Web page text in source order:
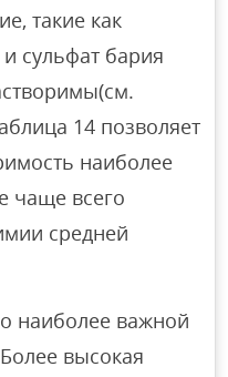
такие как
сульфат бария
14 позволяет
наиболее
чаще всего
средней
наиболее важной
высокая